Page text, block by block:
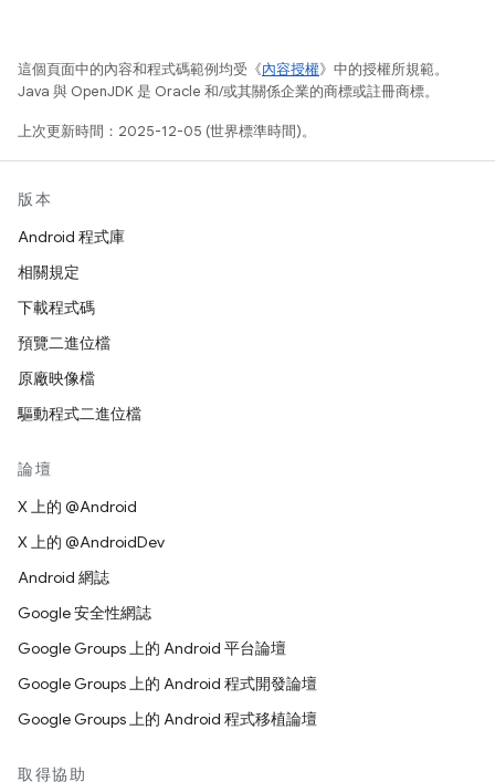
這個頁面中的內容和程式碼範例均受《內容授權》中的授權所規範。
Java 與 OpenJDK 是 Oracle 和/或其關係企業的商標或註冊商標。
上次更新時間：2025-12-05 (世界標準時間)。
版本
Android 程式庫
相關規定
下載程式碼
預覽二進位檔
原廠映像檔
驅動程式二進位檔
論壇
X 上的 @Android
X 上的 @AndroidDev
Android 網誌
Google 安全性網誌
Google Groups 上的 Android 平台論壇
Google Groups 上的 Android 程式開發論壇
Google Groups 上的 Android 程式移植論壇
取得協助